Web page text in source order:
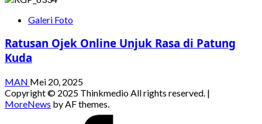
Galeri Foto
Ratusan Ojek Online Unjuk Rasa di Patung
Kuda
MAN Mei 20, 2025
Copyright © 2025 Thinkmedio All rights reserved. |
MoreNews by AF themes.